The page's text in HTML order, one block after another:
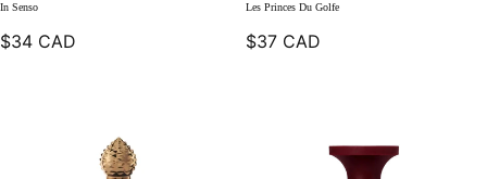
In Senso
$34 CAD
Les Princes Du Golfe
$37 CAD